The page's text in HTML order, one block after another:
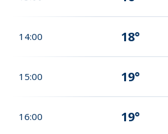
14:00 18°
15:00 19°
16:00 19°